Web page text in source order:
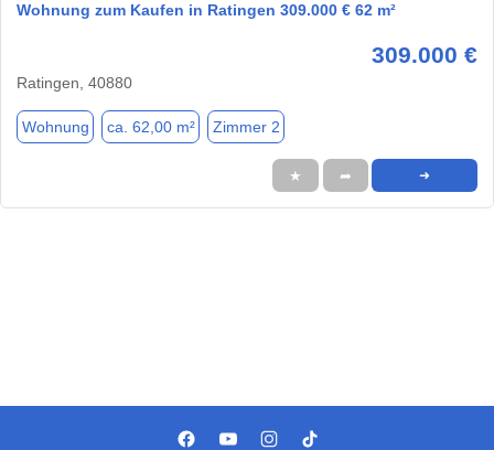
Wohnung zum Kaufen in Ratingen 309.000 € 62 m²
309.000 €
Ratingen, 40880
Wohnung ca. 62,00 m² Zimmer 2
★ ➦ ➜